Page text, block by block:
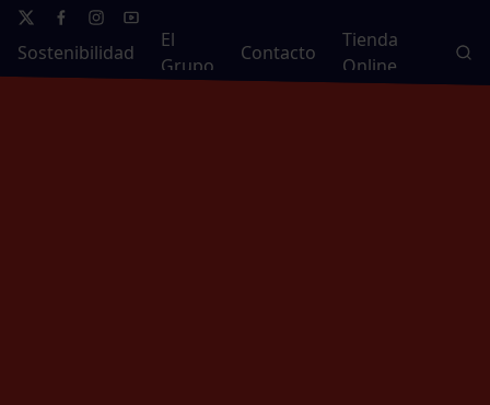
Sostenibilidad
El
Grupo
Contacto
Tienda
Online